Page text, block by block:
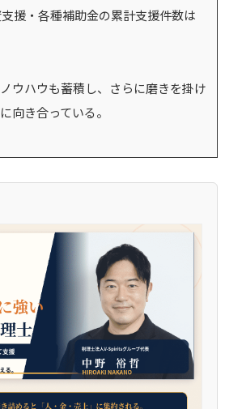
援・各種補助金の累計支援件数は
ウハウも蓄積し、さらに磨きを掛け
向き合っている。